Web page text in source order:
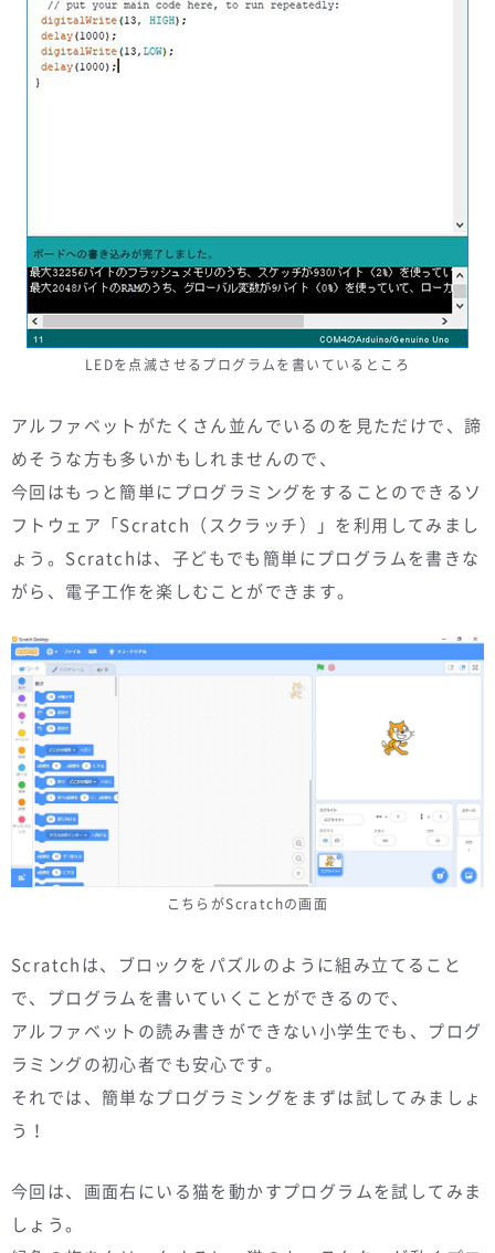
LEDを点滅させるプログラムを書いているところ
アルファベットがたくさん並んでいるのを見ただけで、諦
めそうな方も多いかもしれませんので、
今回はもっと簡単にプログラミングをすることのできるソ
フトウェア「Scratch（スクラッチ）」を利用してみまし
ょう。Scratchは、子どもでも簡単にプログラムを書きな
がら、電子工作を楽しむことができます。
こちらがScratchの画面
Scratchは、ブロックをパズルのように組み立てること
で、プログラムを書いていくことができるので、
アルファベットの読み書きができない小学生でも、プログ
ラミングの初心者でも安心です。
それでは、簡単なプログラミングをまずは試してみましょ
う！
今回は、画面右にいる猫を動かすプログラムを試してみま
しょう。